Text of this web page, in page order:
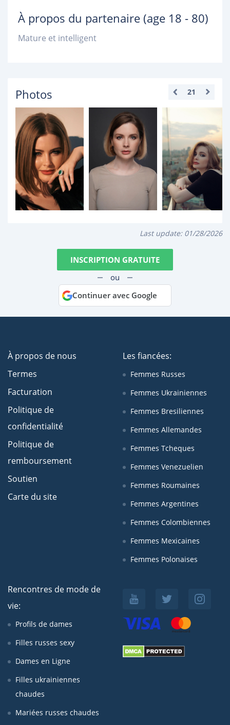
À propos du partenaire (age 18 - 80)
Mature et intelligent
Photos 21
Last update: 01/28/2026
INSCRIPTION GRATUITE
ou
Continuer avec Google
À propos de nous
Termes
Facturation
Politique de
confidentialité
Politique de
remboursement
Soutien
Carte du site
Les fiancées:
Femmes Russes
Femmes Ukrainiennes
Femmes Bresiliennes
Femmes Allemandes
Femmes Tcheques
Femmes Venezuelien
Femmes Roumaines
Femmes Argentines
Femmes Colombiennes
Femmes Mexicaines
Femmes Polonaises
Rencontres de mode de
vie:
Profils de dames
Filles russes sexy
Dames en Ligne
Filles ukrainiennes
chaudes
Mariées russes chaudes